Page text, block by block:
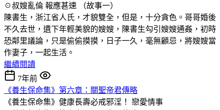
☉叔嫂亂倫 報應甚速 （故事一）
陳書生，浙江省人氏，才貌雙全，但是，十分貪色。哥哥婚後
不久去世，遺下年輕美貌的嫂嫂，陳書生勾引嫂嫂通姦，初時
恐鄰里議論，只是偷偷摸摸，日子一久，毫無顧忌，將嫂嫂當
作妻子，一起生活。
繼續閱讀
7年前
《養生保命集》第六章：關聖帝君傳略
《養生保命集》健康長壽必戒邪淫！ 戀愛情事